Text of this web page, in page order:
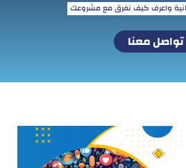
واعرف كيف نفرق مع مشروعك
تواصل معنا